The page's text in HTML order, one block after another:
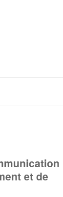
et de